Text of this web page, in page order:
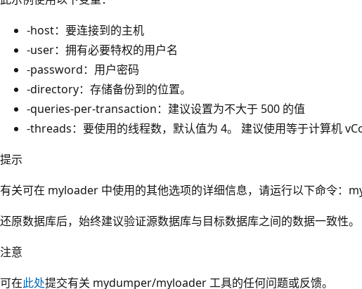
-host：要连接到的主机
-user：拥有必要特权的用户名
-password：用户密码
-directory：存储备份到的位置。
-queries-per-transaction：建议设置为不大于 500 的值
-threads：要使用的线程数，默认值为 4。
建议使用等于计算机
提示
有关可在 myloader 中使用的其他选项的详细信息，请运行以下命令：
还原数据库后，始终建议验证源数据库与目标数据库之间的数据一致性。
注意
可在此处提交有关 mydumper/myloader 工具的任何问题或反馈。